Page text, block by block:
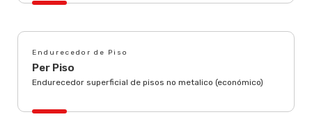
Endurecedor de Piso
Per Piso
Endurecedor superficial de pisos no metalico (económico)